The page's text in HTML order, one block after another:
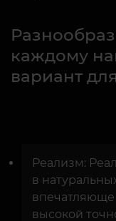
каждому
вариант
Реализм:
в
впечатляюще
высокой